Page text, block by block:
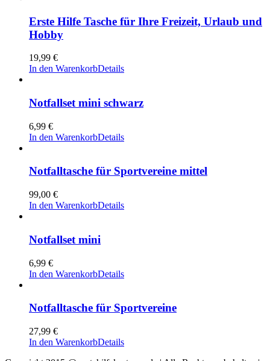
Erste Hilfe Tasche für Ihre Freizeit, Urlaub und
Hobby
19,99 €
In den WarenkorbDetails
Notfallset mini schwarz
6,99 €
In den WarenkorbDetails
Notfalltasche für Sportvereine mittel
99,00 €
In den WarenkorbDetails
Notfallset mini
6,99 €
In den WarenkorbDetails
Notfalltasche für Sportvereine
27,99 €
In den WarenkorbDetails